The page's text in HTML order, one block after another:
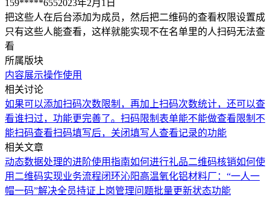
159*****6552023年2月1日
把这些人在后台添加为成员，然后把二维码的查看权限设置成
只有这些人能查看，这样就能实现不在名单里的人扫码无法查
看
所属版块
内容展示操作使用
相关讨论
如果可以添加扫码次数限制，再加上扫码次数统计，还可以查
看谁扫过，功能更完善了。 扫码限制 表单能不能做查看限制 不
能扫码查看扫码填写后，关闭填写人查看记录的功能
相关文章
动态数据处理的进阶使用指南如何进行礼品二维码核销如何使
用二维码实现业务流程闭环沁阳高温氧化铝材料厂：“一人一
帽一码”解决全员持证上岗管理问题批量更新状态功能